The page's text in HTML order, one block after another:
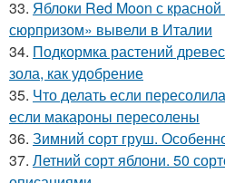
33. Яблоки Red Moon с
сюрпризом» вывели в Италии
34. Подкормка растений
зола, как удобрение
35. Что делать если
если макароны пересолены
36. Зимний сорт груш.
37. Летний сорт яблони. 50